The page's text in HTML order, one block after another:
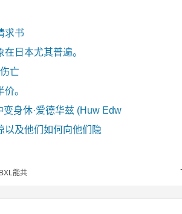
求书
日本尤其普遍。
亡
。
身休·爱德华兹 (Huw Edw
以及他们如何向他们隐
能共